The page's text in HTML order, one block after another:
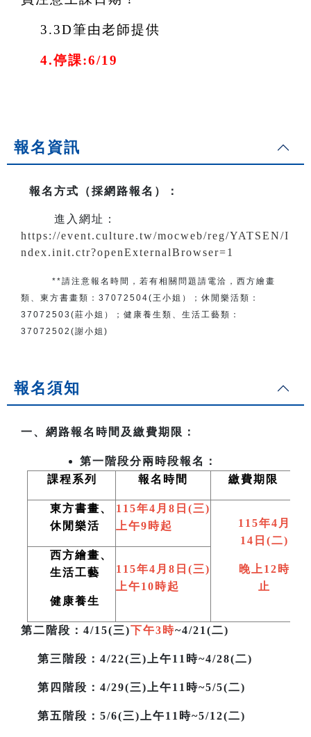
3.3D筆由老師提供
4.停課:6/19
報名資訊
報名方式（採網路報名） ：
進入網址：
https://event.culture.tw/mocweb/reg/YATSEN/I
ndex.init.ctr?openExternalBrowser=1
**請注意報名時間，若有相關問題 請電洽 ， 西方繪畫
類、東方書畫類： 37072504(王小姐） ； 休閒樂活類：
37072503(莊小姐）； 健康養生類、生活工藝類：
37072502(謝小姐)
報名須知
一、網路報名時間及繳費期限：
第一階段分兩時段報名：
課程系列
報名時間 繳費期限
東方書畫、
休閒樂活
115年4月8日(三)
上午9時起
115年4月
14日(二)
晚上12時
止
西方繪畫、
生活工藝
健康養生
115年4月8日(三)
上午10時起
第二階段 ：4/15(三)下午3時~4/21(二)
第三階段 ：4/22(三)上午11時~4/28(二)
第四階段：4/29(三)上午11時~5/5(二)
第五階段：5/6(三)上午11時~5/12(二)